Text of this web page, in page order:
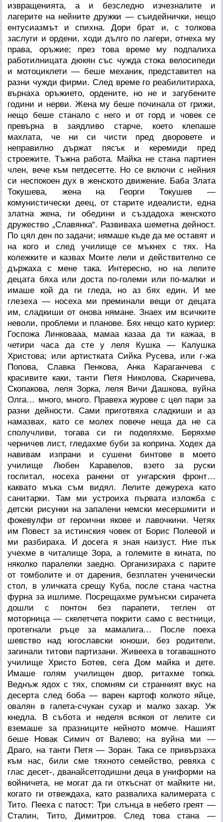
извращенията, а и безследно изчезналите и
лагерите на нейните дружки — съидейнички, нещо
ентусиазмът и спихна. Дори брат и, с толкова
заслуги и ордени, ходи дълго по лагери, отнеха му
права, оръжие; през това време му подпалиха
работилницата дюкян със чужда стока велосипеди
и мотоциклети — беше механик, представител на
разни чужди фирми. След време го реабилитираха,
върнаха оръжието, ордените, но не и загубените
години и нерви. Жена му беше починала от грижи,
нещо беше станало с него и от горд и човек се
превърна в заядливо старче, което клепаше
махлата, че ни си чисти пред дворовете и
неправилно държат пясък и керемиди пред
строежите. Тъжна работа. Майка не стана партиен
член, вече към петдесетте. Но се включи с нейния
си неспокоен дух в женското движение. Баба Злата
Токушева, жена на Георги Токушев —
комунистически деец, от старите идеалисти, една
златна жена, ги обедини и създадоха женското
дружество „Славянка“. Развиваха шеметна дейност.
По цял ден по задачи; нямаше къде да ме оставят и
на кого и след училище се мъкнех с тях. На
колежките и казвах Моите лели и действително се
държаха с мене така. Интересно, но на лелите
децата бяха или доста по-големи или по-малки и
имаше кой да ги гледа, но аз бях един. И ме
глезеха — носеха ми преминали вещи от децата
им, сладкиши от онова нямане. Знаех им всичките
неволи, проблеми и планове. Бях нещо като куриер:
Госпожа Линковааа, мамаа казаа да ти кажаа, в
четири часа да сте у леля Кушка — Калушка
Христова; или артистката Сийка Русева, или г-жа
Попова, Славка Пенкова, Анка Караганчева с
красивите каки, танти Петя Николова, Скаричева,
Скопакова, леля Зорка, леля Вичи Дашкова, вуйна
Олга… много, много. Правеха журове с цел пари за
разни дейности. Сами приготвяха сладкиши и аз
намазвах, като се молех повече неща да не са
сполучливи, тогава си ги поделяхме. Беряхме
черничев лист, гледахме буби за коприна. Ходех да
навивам изпрани и сушени бинтове в моето
училище Любен Каравелов, взето за руски
госпитал, носеха ранени от унгарския фронт…
каквато мъка съм видял. Лелите дежуреха като
санитарки. Там ми устроиха първата изложба с
детски рисунки на запалени немски месершмити и
фокевулфи от героични якове и лавочкини. Четях
им Повест за истинския човек от Борис Полевой и
ми разбираха. И досега я зная наизуст. Ние пък
учехме в читалище Зора, а големите в кината, по
няколко паралелки заедно. Организираха с парите
от томболите и от дарения, безплатен ученически
стол, в уличката срещу Куба, после стана частна
фурна за ишлиме. Посрещахме румънски сирачета
дошли с понтон без парапети, теглен от
моторница — скелетчета покрити само с вестници,
протегнали ръце за мамалига… После поеха
шевство над югославски юноши, без родители,
загинали титови партизани. Живееха в тогавашното
училище Христо Ботев, сега Дом майка и дете.
Имаше голям училищен двор, ритахме топка.
Веднъж ядох с тях, спомням си странният вкус на
десерта след боба — варен картоф колкото яйце,
овалян в галета-счукан сухар и малко захар. Уж
кнедла. В събота и неделя всякоя от лелите си
вземаше за празниците нейното момче. Нашият
беше Новак Симич от Валево; на вуйна ми —
Драго, на танти Петя — Зоран. Така се привързаха
към нас, били сме тяхното семейство, ревяха с
глас десет-, дванайсетгодишни деца в униформи на
войничета, не могат да ги откъснат от майките ни,
когато ги отвеждаха, като развалиха калимерата с
Тито. Пееха с патост:Три слънца в небето греят —
Сталин, Тито, Димитров. След това стана —